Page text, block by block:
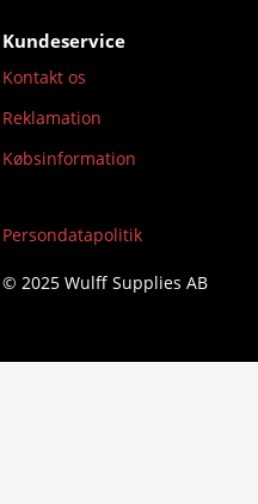
Kundeservice
Kontakt os
Reklamation
Købsinformation
Persondatapolitik
© 2025 Wulff Supplies AB